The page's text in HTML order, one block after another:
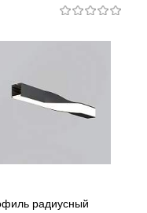
радиусный